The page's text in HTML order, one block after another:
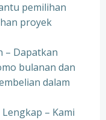
pemilihan
proyek
– Dapatkan
bulanan dan
dalam
– Kami